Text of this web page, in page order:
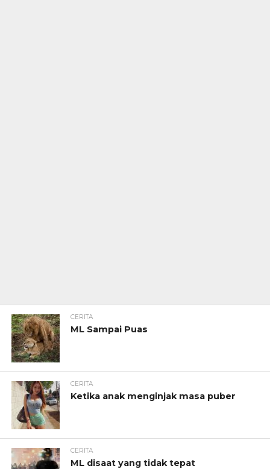
CERITA
ML Sampai Puas
CERITA
Ketika anak menginjak masa puber
CERITA
ML disaat yang tidak tepat